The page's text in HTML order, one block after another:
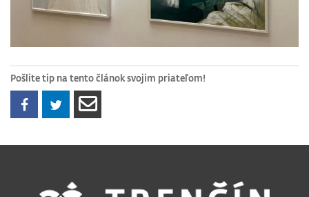
Pošlite tip na tento článok svojim priateľom!